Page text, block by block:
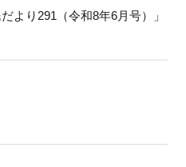
より291（令和8年6月号）」